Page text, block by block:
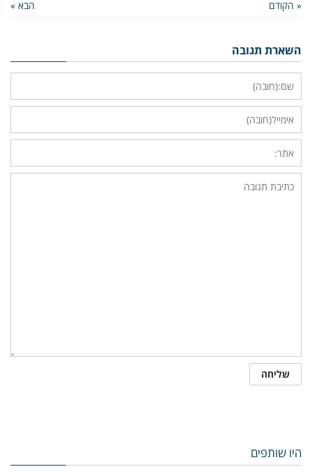
« הקודם הבא »
השארת תגובה
היו שותפים